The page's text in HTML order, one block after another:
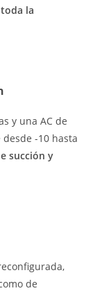
la
y una AC de
-10 hasta
succión y
de